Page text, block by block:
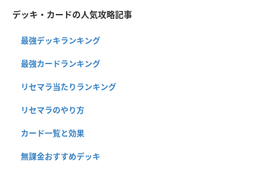
デッキ・カードの人気攻略記事
最強デッキランキング
最強カードランキング
リセマラ当たりランキング
リセマラのやり方
カード一覧と効果
無課金おすすめデッキ